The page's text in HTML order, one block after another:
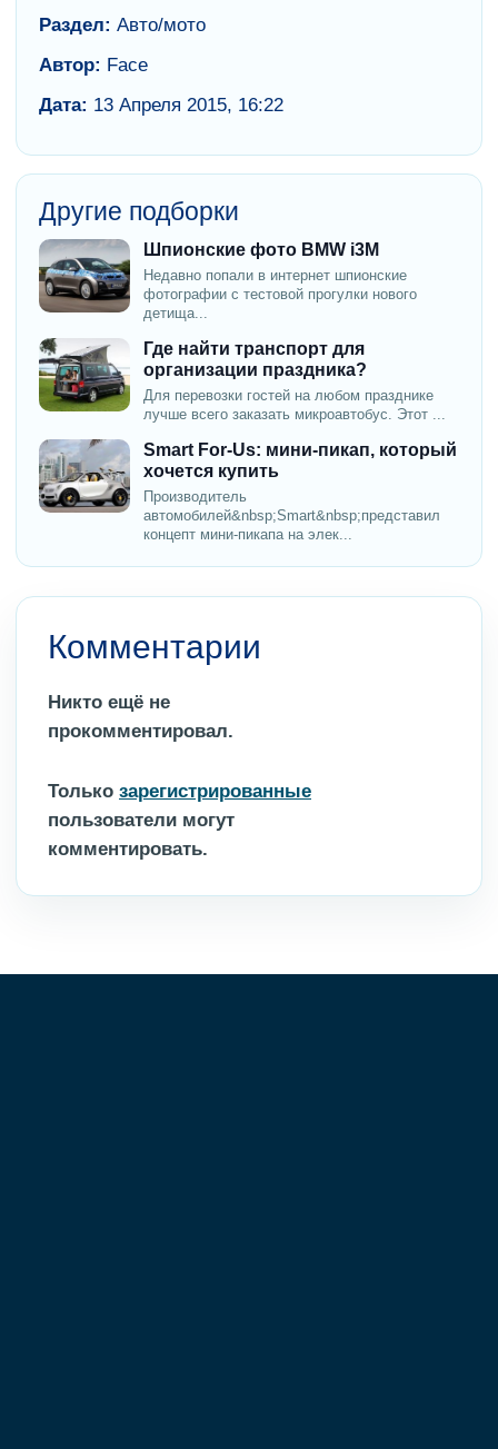
Раздел: Авто/мото
Автор: Face
Дата: 13 Апреля 2015, 16:22
Другие подборки
Шпионские фото BMW i3M
Недавно попали в интернет шпионские
фотографии с тестовой прогулки нового
детища...
Где найти транспорт для
организации праздника?
Для перевозки гостей на любом празднике
лучше всего заказать микроавтобус. Этот ...
Smart For-Us: мини-пикап, который
хочется купить
Производитель
автомобилей&nbsp;Smart&nbsp;представил
концепт мини-пикапа на элек...
Комментарии
Никто ещё не
прокомментировал.
Только зарегистрированные
пользователи могут
комментировать.